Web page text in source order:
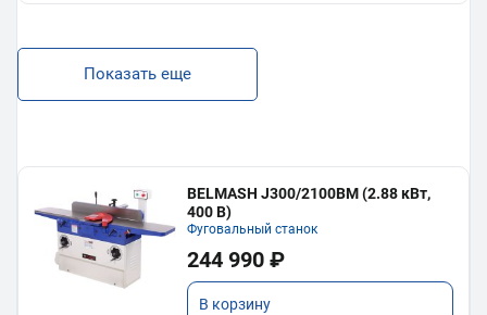
Показать еще
BELMASH J300/2100ВМ (2.88 кВт,
400 В)
Фуговальный станок
244 990 ₽
В корзину